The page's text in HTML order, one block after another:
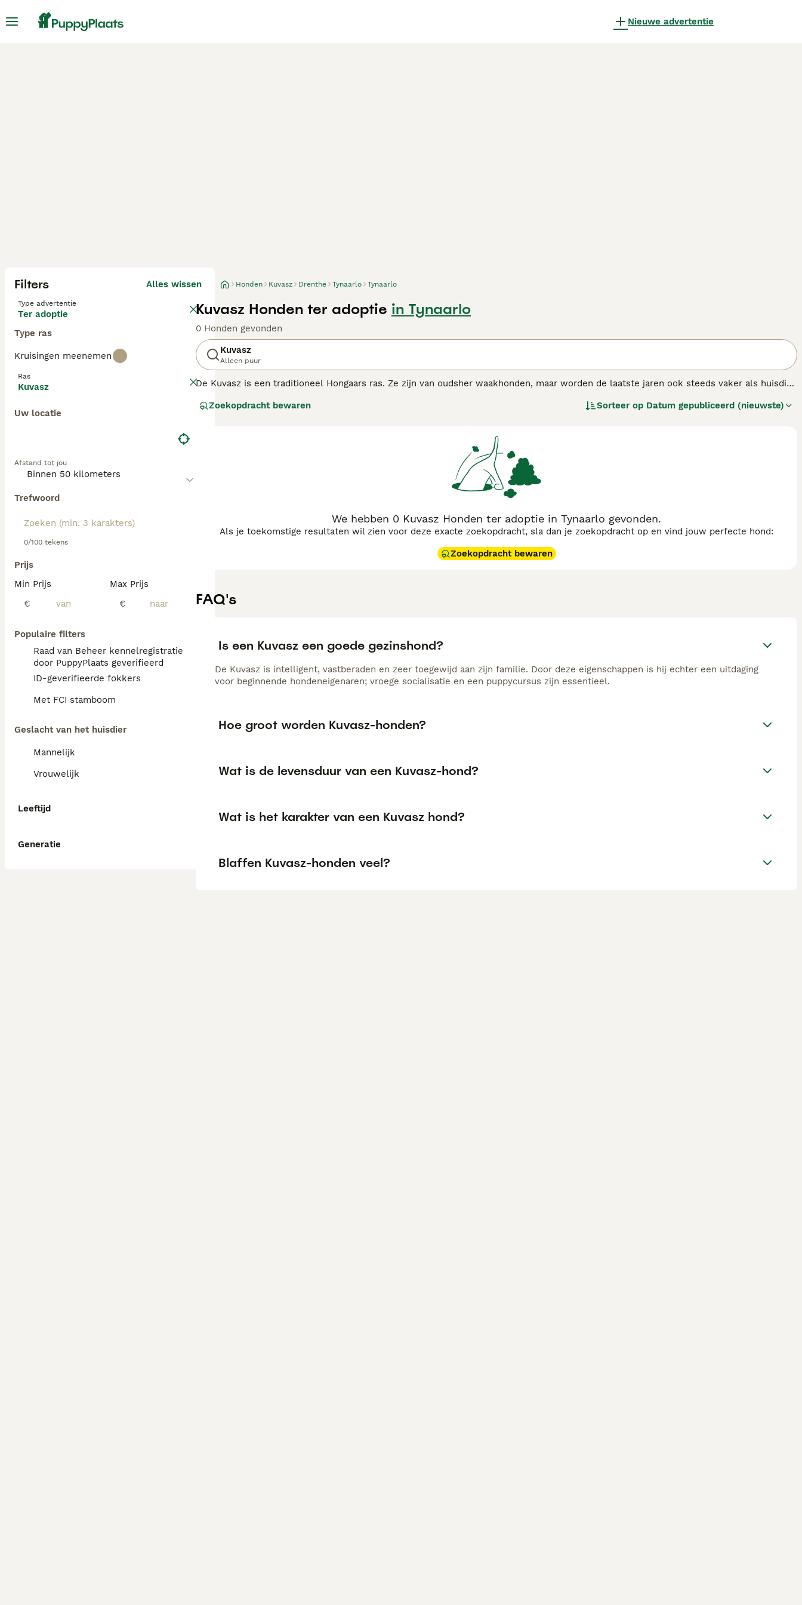
Nieuwe advertentie
Filters Alles wissen
Type advertentie
Ter adoptie
Type ras
Kruisingen meenemen
Ras
Kuvasz
Uw locatie
Afstand tot jou
Trefwoord
0/100 tekens
Prijs
Min Prijs
€
Max Prijs
€
Populaire filters
Raad van Beheer kennelregistratie
door PuppyPlaats geverifieerd
ID-geverifieerde fokkers
Met FCI stamboom
Geslacht van het huisdier
Mannelijk
Vrouwelijk
Leeftijd
Generatie
Honden Kuvasz Drenthe Tynaarlo Tynaarlo
Kuvasz Honden ter adoptie in Tynaarlo
0 Honden gevonden
Kuvasz
Alleen puur
De Kuvasz is een traditioneel Hongaars ras. Ze zijn van oudsher waakhonden, maar worden de laatste jaren ook steeds vaker als huisdier
Zoekopdracht bewaren Sorteer op Datum gepubliceerd (nieuwste)
We hebben 0 Kuvasz Honden ter adoptie in Tynaarlo gevonden.
Als je toekomstige resultaten wil zien voor deze exacte zoekopdracht, sla dan je zoekopdracht op en vind jouw perfecte hond:
Zoekopdracht bewaren
FAQ's
Is een Kuvasz een goede gezinshond?
De Kuvasz is intelligent, vastberaden en zeer toegewijd aan zijn familie. Door deze eigenschappen is hij echter een uitdaging
voor beginnende hondeneigenaren; vroege socialisatie en een puppycursus zijn essentieel.
Hoe groot worden Kuvasz-honden?
Wat is de levensduur van een Kuvasz-hond?
Wat is het karakter van een Kuvasz hond?
Blaffen Kuvasz-honden veel?